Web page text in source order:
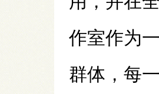
作室作为
群体，每